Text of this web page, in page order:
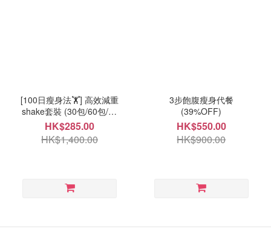
[100日瘦身法🏋️] 高效減重
shake套裝 (30包/60包/90
包自選)
HK$285.00
HK$1,400.00
3步飽腹瘦身代餐
(39%OFF)
HK$550.00
HK$900.00